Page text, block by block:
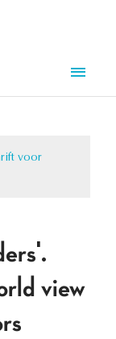
voor
view